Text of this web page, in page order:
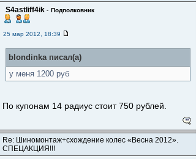
S4astliff4ik - Подполковник
25 мар 2012, 18:39
blondinka писал(а)
у меня 1200 руб
По купонам 14 радиус стоит 750 рублей.
Re: Шиномонтаж+схождение колес «Весна 2012».
СПЕЦАКЦИЯ!!!